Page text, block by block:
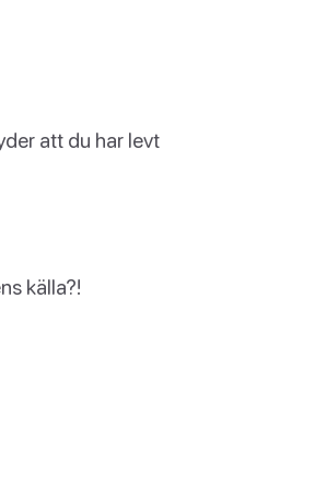
att du har levt
källa?!